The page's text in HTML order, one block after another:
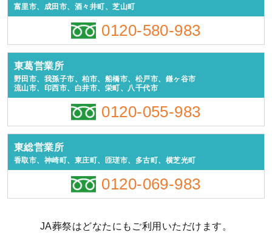
富里市、成田市、酒々井町、芝山町
0120-580-983
東葛営業所
野田市、我孫子市、柏市、船橋市、松戸市、鎌ヶ谷市
流山市、印西市、白井市、栄町、八千代市
0120-055-983
東総営業所
香取市、神崎町、東庄町、匝瑳市、多古町、横芝光町
0120-069-983
JA葬祭はどなたにもご利用いただけます。